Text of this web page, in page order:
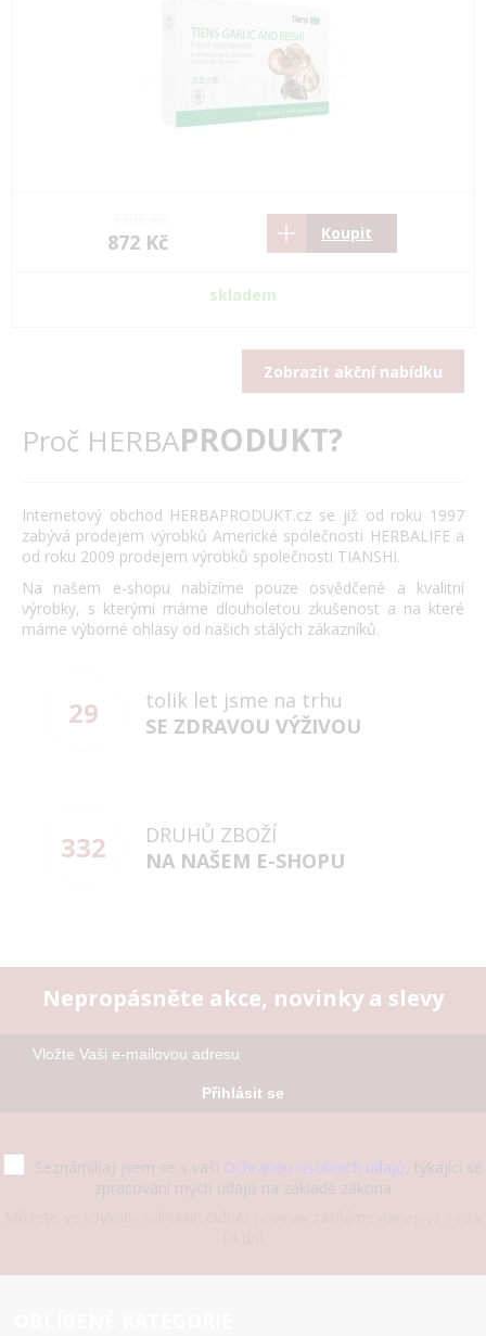
872 Kč Koupit
skladem
Zobrazit akční nabídku
Proč HERBAPRODUKT?
Internetový obchod HERBAPRODUKT.cz se již od roku 1997
zabývá prodejem výrobků Americké společnosti HERBALIFE a
od roku 2009 prodejem výrobků společnosti TIANSHI.
Na našem e-shopu nabízíme pouze osvědčené a kvalitní
výrobky, s kterými máme dlouholetou zkušenost a na které
máme výborné ohlasy od našich stálých zákazníků.
29
tolik let jsme na trhu
SE ZDRAVOU VÝŽIVOU
332
DRUHŮ ZBOŽÍ
NA NAŠEM E-SHOPU
Nepropásněte akce, novinky a slevy
Přihlásit se
Seznámil(a) jsem se s vaší Ochranou osobních údajů, týkající se
zpracování mých údajů na základě zákona